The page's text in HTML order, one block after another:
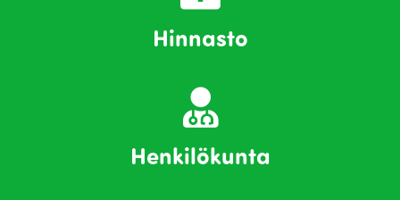
Hinnasto
Henkilökunta